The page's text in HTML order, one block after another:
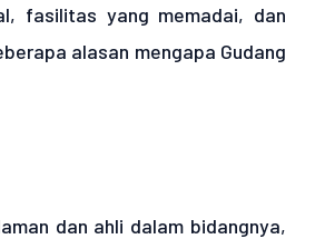
fasilitas yang memadai, dan
alasan mengapa Gudang
dan ahli dalam bidangnya,